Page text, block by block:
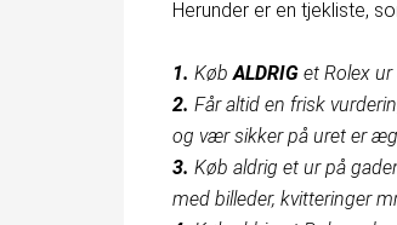
Herunder er en tjekliste,
1. Køb ALDRIG et Rolex
2. Får altid en frisk
og vær sikker på uret er
3. Køb aldrig et ur på
med billeder, kvitteringer